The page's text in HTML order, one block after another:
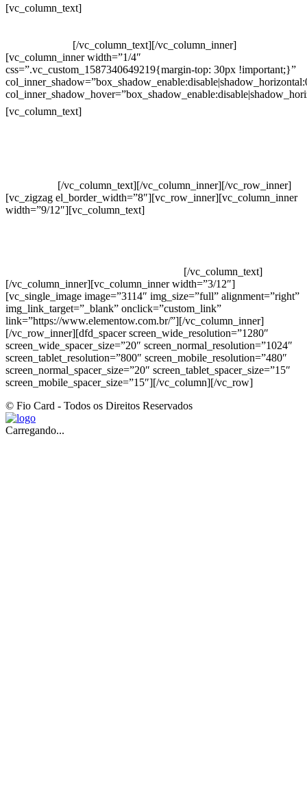
[vc_column_text]
[/vc_column_text][/vc_column_inner]
[vc_column_inner width=”1/4″
css=”.vc_custom_1587340649219{margin-top: 30px !important;}”
[vc_column_text]
[/vc_column_text][/vc_column_inner][/vc_row_inner]
[vc_zigzag el_border_width=”8″][vc_row_inner][vc_column_inner
width=”9/12″][vc_column_text]
[/vc_column_text]
[/vc_column_inner][vc_column_inner width=”3/12″]
[vc_single_image image=”3114″ img_size=”full” alignment=”right”
img_link_target=”_blank” onclick=”custom_link”
link=”https://www.elementow.com.br/”][/vc_column_inner]
[/vc_row_inner][dfd_spacer screen_wide_resolution=”1280″
screen_wide_spacer_size=”20″ screen_normal_resolution=”1024″
screen_tablet_resolution=”800″ screen_mobile_resolution=”480″
screen_normal_spacer_size=”20″ screen_tablet_spacer_size=”15″
screen_mobile_spacer_size=”15″][/vc_column][/vc_row]
© Fio Card - Todos os Direitos Reservados
Carregando...